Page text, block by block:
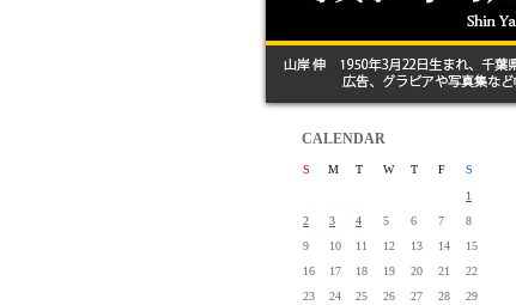
CALENDAR
S M T W T F
S
1
2
3 4 5 6 7
8
9
10 11 12 13 14
15
16
17 18 19 20 21
22
23
24 25 26 27 28
29